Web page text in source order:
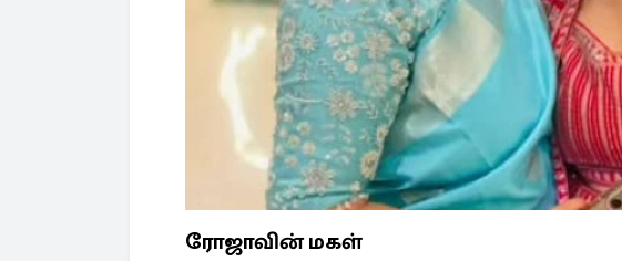
ரோஜாவின் மகள்